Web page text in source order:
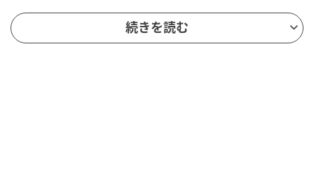
機嫌を伺うような態度に思わずため息
続きを読む